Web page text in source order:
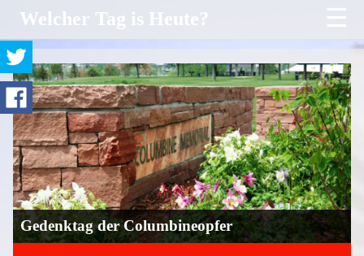
Welcher Tag is Heute? ☰
Gedenktag der Columbineopfer